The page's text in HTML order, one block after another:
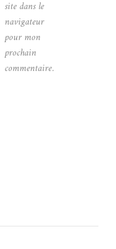
site dans le
navigateur
pour mon
prochain
commentaire.